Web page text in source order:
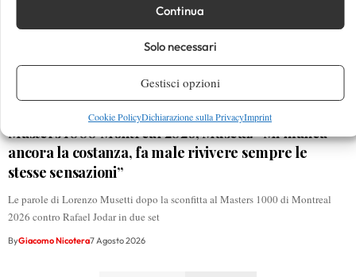
Continua
Solo necessari
Gestisci opzioni
Cookie PolicyDichiarazione sulla PrivacyImprint
Masters 1000 Montreal 2026, Musetti: “Mi manca
ancora la costanza, fa male rivivere sempre le
stesse sensazioni”
Le parole di Lorenzo Musetti dopo la sconfitta al Masters 1000 di Montreal
2026 contro Rafael Jodar in due set
ByGiacomo Nicotera7 Agosto 2026